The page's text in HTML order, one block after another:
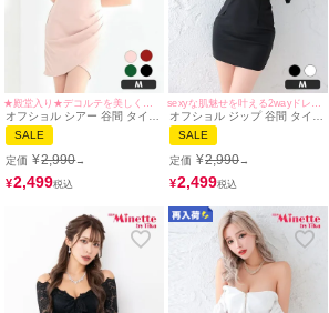
オフショル シアー 谷間 タイト
ミニドレス (ひなたまる着用/M
サイズ対応) | myMinette/マイ
ミネット
SALE
定価 ¥2,990→
¥2,499
オフショル ジップ 谷間 タイト
ミニドレス (せいせい着用/Mサ
イズ対応) | myMinette/マイミ
ネット
SALE
定価 ¥2,990→
¥2,499